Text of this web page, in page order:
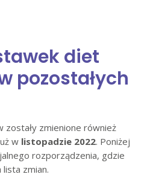
diet
pozostałych
zostały zmienione również
w listopadzie 2022. Poniżej
rozporządzenia, gdzie
lista zmian.